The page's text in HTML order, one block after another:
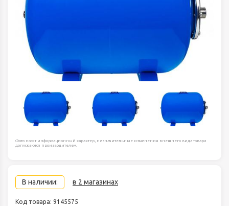
Фото носят информационный характер, незначительные изменения внешнего вида товара
допускаются производителем.
В наличии: в 2 магазинах
Код товара: 9145575